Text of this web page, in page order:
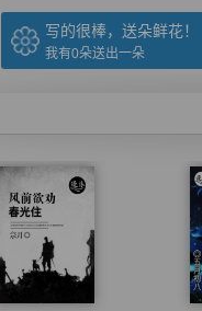
写的很棒，送朵鲜花！
我有0朵送出一朵